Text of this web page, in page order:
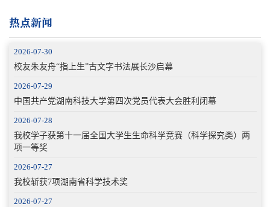
热点新闻
2026-07-30
校友朱友舟“指上生”古文字书法展长沙启幕
2026-07-29
中国共产党湖南科技大学第四次党员代表大会胜利闭幕
2026-07-28
我校学子获第十一届全国大学生生命科学竞赛（科学探究类）两
项一等奖
2026-07-27
我校斩获7项湖南省科学技术奖
2026-07-27